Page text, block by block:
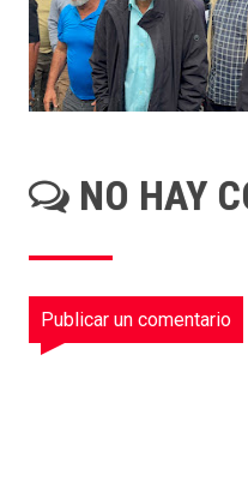
NO HAY
Publicar un comentario